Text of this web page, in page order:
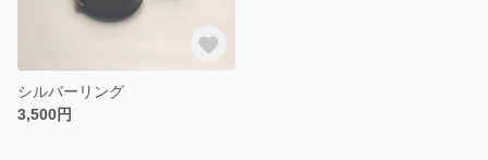
シルバーリング
3,500円